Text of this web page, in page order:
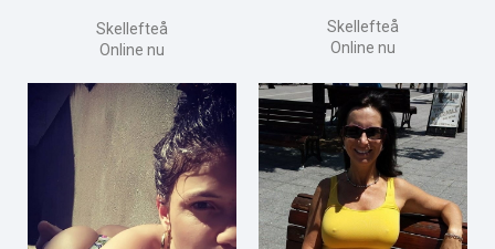
Skellefteå
Online nu
Skellefteå
Online nu